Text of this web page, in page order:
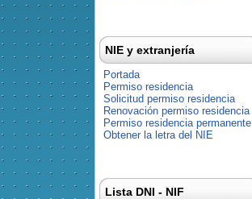
NIE y extranjería
Portada
Permiso residencia
Solicitud permiso residencia
Renovación permiso residencia
Permiso residencia permanente
Obtener la letra del NIE
Lista DNI - NIF